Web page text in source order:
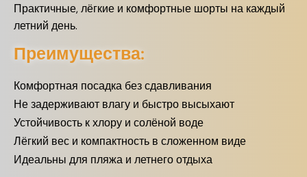
Практичные, лёгкие и комфортные шорты на каждый
летний день.
Преимущества:
Комфортная посадка без сдавливания
Не задерживают влагу и быстро высыхают
Устойчивость к хлору и солёной воде
Лёгкий вес и компактность в сложенном виде
Идеальны для пляжа и летнего отдыха